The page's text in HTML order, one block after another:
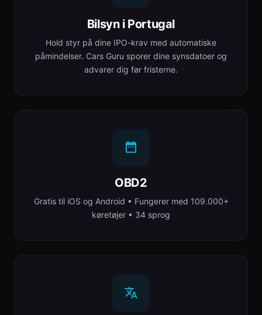
Bilsyn i Portugal
Hold styr på dine IPO-krav med automatiske
påmindelser. Cars Guru sporer dine synsdatoer og
advarer dig før fristerne.
OBD2
Gratis til iOS og Android • Fungerer med 109.000+
køretøjer • 34 sprog